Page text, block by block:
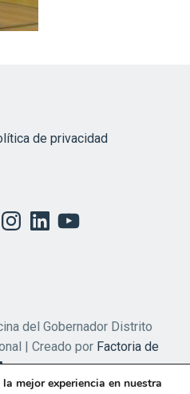
de privacidad
InstagramLinkedInYouTube
del Gobernador Distrito
| Creado por Factoria de
mejor experiencia en nuestra